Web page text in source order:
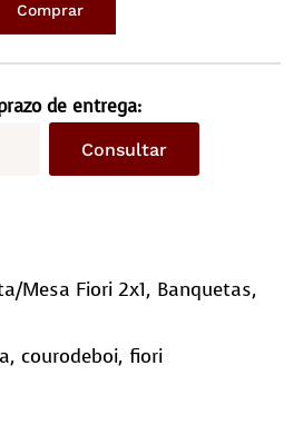
Comprar
de entrega:
Consultar
Mesa Fiori 2x1, Banquetas,
, courodeboi, fiori